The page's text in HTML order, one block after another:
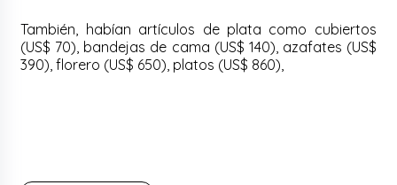
También, habían artículos de plata como cubiertos
(US$ 70), bandejas de cama (US$ 140), azafates (US$
390), florero (US$ 650), platos (US$ 860),